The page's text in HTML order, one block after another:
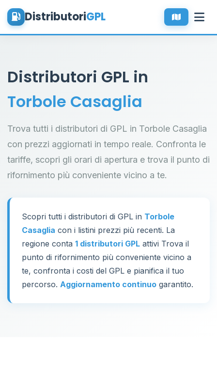
DistributoriGPL
Distributori GPL in
Torbole Casaglia
Trova tutti i distributori di GPL in Torbole Casaglia
con prezzi aggiornati in tempo reale. Confronta le
tariffe, scopri gli orari di apertura e trova il punto di
rifornimento più conveniente vicino a te.
Scopri tutti i distributori di GPL in Torbole
Casaglia con i listini prezzi più recenti. La
regione conta 1 distributori GPL attivi Trova il
punto di rifornimento più conveniente vicino a
te, confronta i costi del GPL e pianifica il tuo
percorso. Aggiornamento continuo garantito.